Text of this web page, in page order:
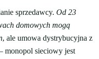
sprzedawcy. Od 23
domowych mogą
, ale umowa dystrybucyjna z
monopol sieciowy jest